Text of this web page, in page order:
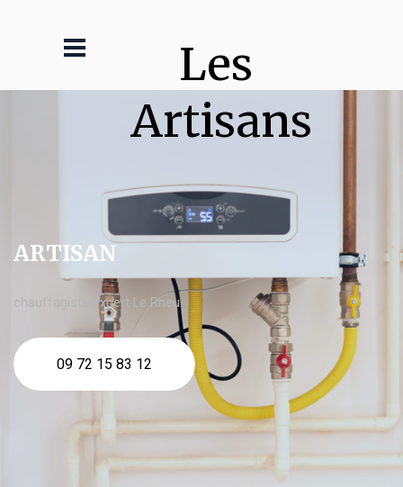
Les
Artisans
ARTISAN
chauffagiste expert Le Rheu
09 72 15 83 12